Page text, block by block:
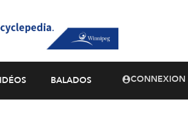
BALADOS CONNEXION